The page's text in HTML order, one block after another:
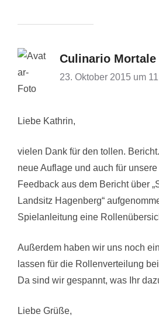
Culinario Mortale
23. Oktober 2015 um
Liebe Kathrin,
vielen Dank für den tollen.
neue Auflage und auch für
Feedback aus dem Bericht über
Landsitz Hagenberg“
Spielanleitung eine
Außerdem haben wir uns noch
lassen für die Rollenverteilung bei
Da sind wir gespannt, was Ihr
Liebe Grüße,